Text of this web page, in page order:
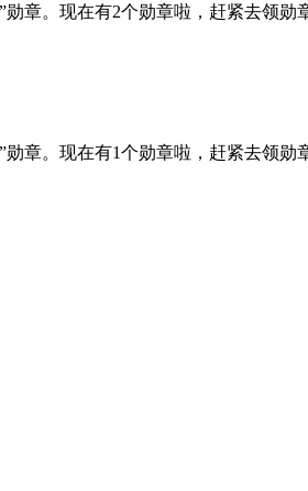
勋章。现在有2个勋章啦，赶紧去领勋
勋章。现在有1个勋章啦，赶紧去领勋